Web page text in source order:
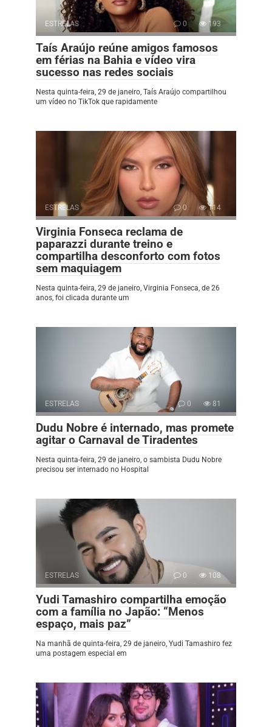
ESTRELAS 0 193
Taís Araújo reúne amigos famosos
em férias na Bahia e vídeo vira
sucesso nas redes sociais
Nesta quinta-feira, 29 de janeiro, Taís Araújo compartilhou
um vídeo no TikTok que rapidamente
ESTRELAS 0 114
Virginia Fonseca reclama de
paparazzi durante treino e
compartilha desconforto com fotos
sem maquiagem
Nesta quinta-feira, 29 de janeiro, Virginia Fonseca, de 26
anos, foi clicada durante um
ESTRELAS 0 81
Dudu Nobre é internado, mas promete
agitar o Carnaval de Tiradentes
Nesta quinta-feira, 29 de janeiro, o sambista Dudu Nobre
precisou ser internado no Hospital
ESTRELAS 0 108
Yudi Tamashiro compartilha emoção
com a família no Japão: “Menos
espaço, mais paz”
Na manhã de quinta-feira, 29 de janeiro, Yudi Tamashiro fez
uma postagem especial em